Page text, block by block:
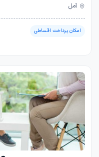
آمل
امکان پرداخت اقساطی